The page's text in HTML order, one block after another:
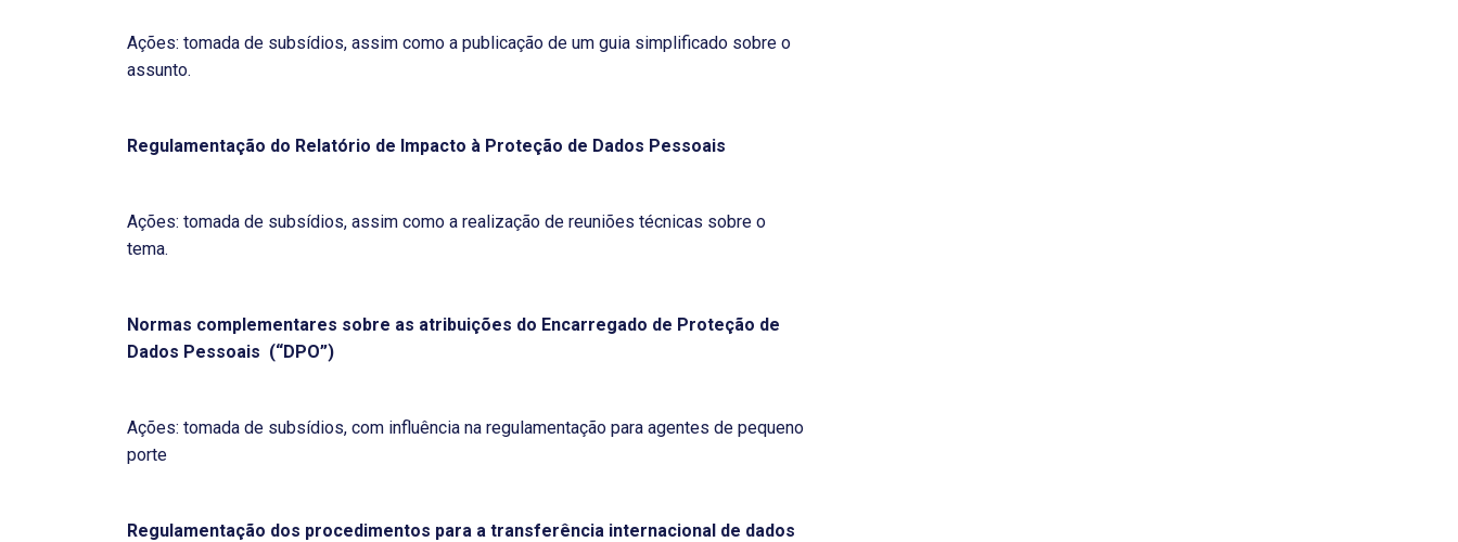
Ações: tomada de subsídios, assim como a publicação de um guia simplificado sobre o
assunto.
Regulamentação do Relatório de Impacto à Proteção de Dados Pessoais
Ações: tomada de subsídios, assim como a realização de reuniões técnicas sobre o
tema.
Normas complementares sobre as atribuições do Encarregado de Proteção de
Dados Pessoais (“DPO”)
Ações: tomada de subsídios, com influência na regulamentação para agentes de pequeno
porte
Regulamentação dos procedimentos para a transferência internacional de dados